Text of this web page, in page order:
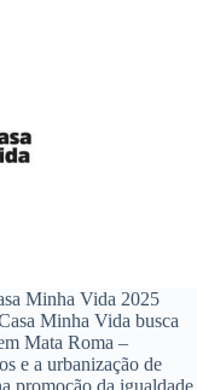
Minha Vida 2025
Minha Vida busca
Mata Roma –
e a urbanização de
promoção da igualdade